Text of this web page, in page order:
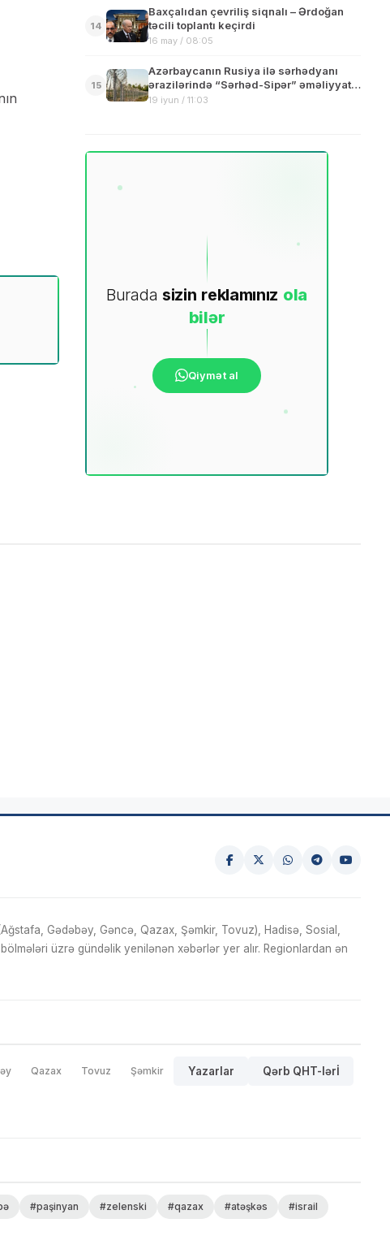
14
Baxçalıdan çevriliş siqnalı – Ərdoğan
təcili toplantı keçirdi
16 may / 08:05
15
Azərbaycanın Rusiya ilə sərhədyanı
ərazilərində “Sərhəd-Sipər” əməliyyat-
axtarış tədbirləri başlayıb
19 iyun / 11:03
Burada sizin reklamınız ola
bilər
Qiymət al
Gədəbəy, Gəncə, Qazax, Şəmkir, Tovuz), Hadisə, Sosial,
üzrə gündəlik yenilənən xəbərlər yer alır. Regionlardan ən
Qazax Tovuz Şəmkir Yazarlar Qərb QHT-lərİ
#paşinyan #zelenski #qazax #atəşkəs
#israil